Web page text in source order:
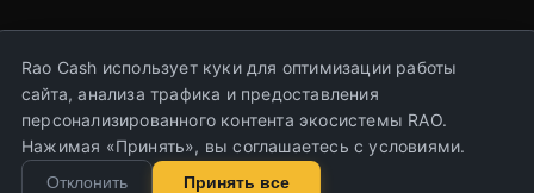
English 简体中文
TürkçePortuguêsNederlandsУкраїнська
Copyright © Rao Cash 2023-2026. Все права
Rao Cash использует куки для оптимизации работы
сайта, анализа трафика и предоставления
персонализированного контента экосистемы RAO.
Нажимая «Принять», вы соглашаетесь с условиями.
Отклонить Принять все